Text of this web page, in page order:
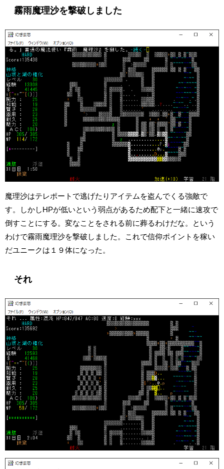
霧雨魔理沙を撃破しました
魔理沙はテレポートで逃げたりアイテムを盗んでくる強敵で
す。しかしHPが低いという弱点があるため配下と一緒に速攻で
倒すことにする。変なことをされる前に葬るわけだな。という
わけで霧雨魔理沙を撃破しました。これで信仰ポイントを稼い
だユニークは１９体になった。
それ